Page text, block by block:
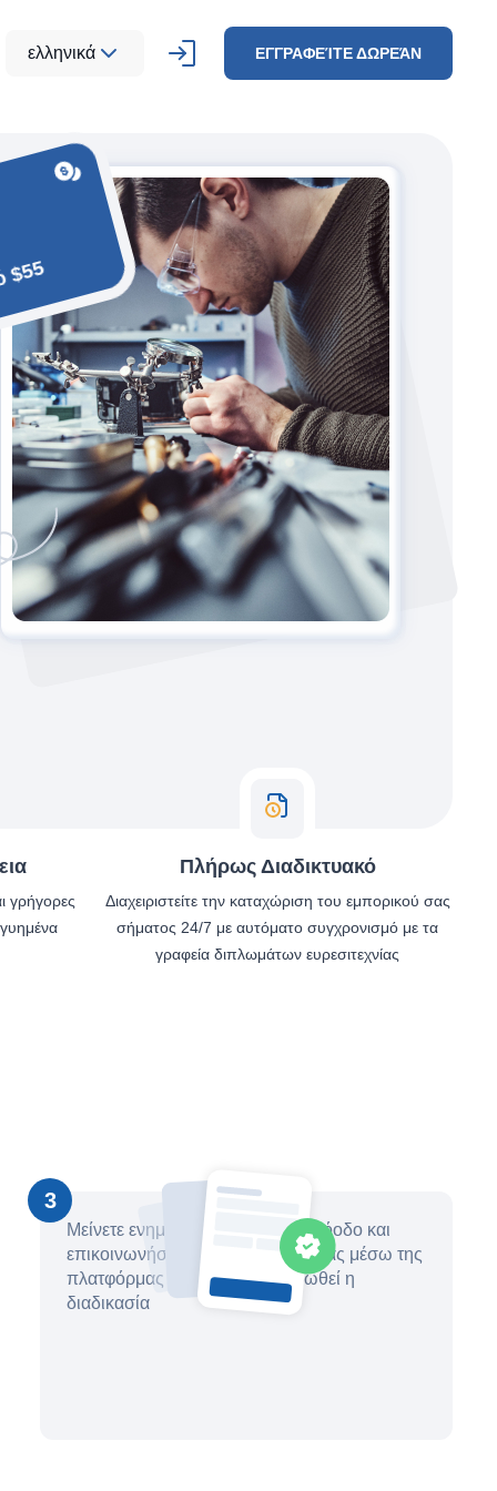
ελληνικά ΕΓΓΡΑΦΕΊΤΕ ΔΩΡΕΆΝ
γρήγορες
Πλήρως Διαδικτυακό
Διαχειριστείτε την καταχώριση του εμπορικού σας
σήματος 24/7 με αυτόματο συγχρονισμό με τα
γραφεία διπλωμάτων ευρεσιτεχνίας
3
Μείνετε ενημερωμένοι για την πρόοδο και
επικοινωνήστε με τον δικηγόρο σας μέσω της
πλατφόρμας μέχρι να ολοκληρωθεί η
διαδικασία